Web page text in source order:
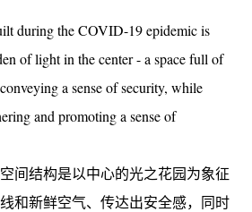
during the COVID-19 epidemic is
of light in the center - a space full of
a sense of security, while
and promoting a sense of
间结构是以中心的光之花园为象征
和新鲜空气、传达出安全感，同时